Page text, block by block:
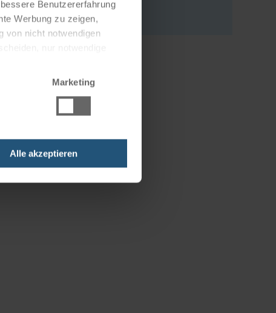
Benutzererfahrung
Werbung zu zeigen,
von nicht notwendigen
Marketing
Alle akzeptieren
Deutschland